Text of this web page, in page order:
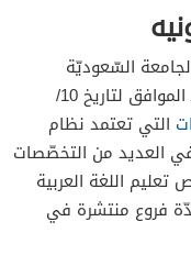
السّعوديّة
الإلكترونيّة يوم الأربعاء 10/رمضان/1432هـ الموافق لتاريخ 10/
التي تعتمد نظام
في العديد من التخصّصات
اللغة العربية
فروع منتشرة في